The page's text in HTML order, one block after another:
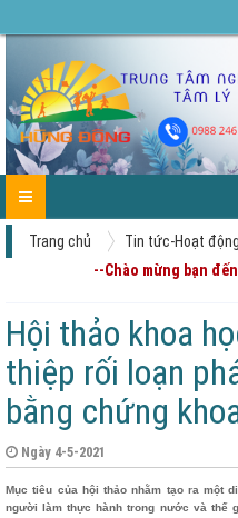
TRANG
THIỆU
TỨC-
ĐỘNG
DỊCH
ÁN
DỤNG
LIỆU
SẺ
PHỤ
HUYNH
HỆ
GÓP
Ý
Trang chủ
Tin tức-Hoạt động
--Chào mừng bạn đến
Hội thảo khoa
thiệp rối loạn
bằng chứng
Ngày 4-5-2021
Mục tiêu của hội thảo nhằm tạo ra một
người làm thực hành trong nước và thế